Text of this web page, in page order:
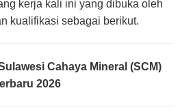
kerja kali ini yang dibuka oleh
kualifikasi sebagai berikut.
Cahaya Mineral (SCM)
2026